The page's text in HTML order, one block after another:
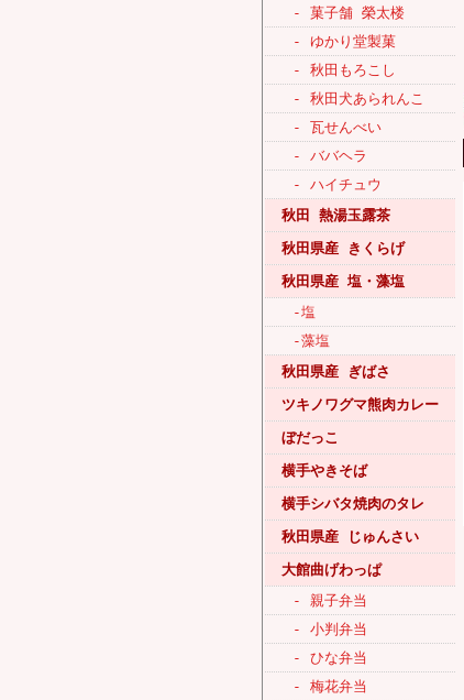
- 菓子舗 榮太楼
- ゆかり堂製菓
- 秋田もろこし
- 秋田犬あられんこ
- 瓦せんべい
- ババヘラ
- ハイチュウ
秋田 熱湯玉露茶
秋田県産 きくらげ
秋田県産 塩・藻塩
-塩
-藻塩
秋田県産 ぎばさ
ツキノワグマ熊肉カレー
ぼだっこ
横手やきそば
横手シバタ焼肉のタレ
秋田県産 じゅんさい
大館曲げわっぱ
- 親子弁当
- 小判弁当
- ひな弁当
- 梅花弁当